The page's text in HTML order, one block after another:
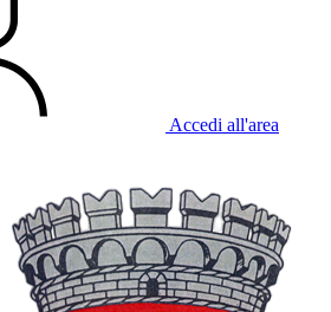
Accedi all'area